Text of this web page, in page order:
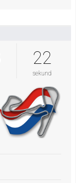
21
sekund